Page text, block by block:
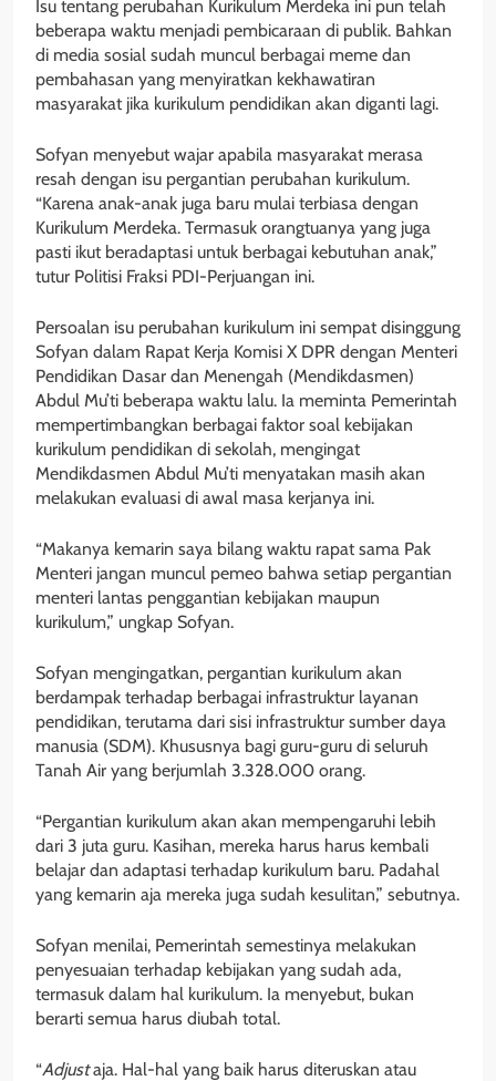
Isu tentang perubahan Kurikulum Merdeka ini pun telah
beberapa waktu menjadi pembicaraan di publik. Bahkan
di media sosial sudah muncul berbagai meme dan
pembahasan yang menyiratkan kekhawatiran
masyarakat jika kurikulum pendidikan akan diganti lagi.
Sofyan menyebut wajar apabila masyarakat merasa
resah dengan isu pergantian perubahan kurikulum.
“Karena anak-anak juga baru mulai terbiasa dengan
Kurikulum Merdeka. Termasuk orangtuanya yang juga
pasti ikut beradaptasi untuk berbagai kebutuhan anak,”
tutur Politisi Fraksi PDI-Perjuangan ini.
Persoalan isu perubahan kurikulum ini sempat disinggung
Sofyan dalam Rapat Kerja Komisi X DPR dengan Menteri
Pendidikan Dasar dan Menengah (Mendikdasmen)
Abdul Mu’ti beberapa waktu lalu. Ia meminta Pemerintah
mempertimbangkan berbagai faktor soal kebijakan
kurikulum pendidikan di sekolah, mengingat
Mendikdasmen Abdul Mu’ti menyatakan masih akan
melakukan evaluasi di awal masa kerjanya ini.
“Makanya kemarin saya bilang waktu rapat sama Pak
Menteri jangan muncul pemeo bahwa setiap pergantian
menteri lantas penggantian kebijakan maupun
kurikulum,” ungkap Sofyan.
Sofyan mengingatkan, pergantian kurikulum akan
berdampak terhadap berbagai infrastruktur layanan
pendidikan, terutama dari sisi infrastruktur sumber daya
manusia (SDM). Khususnya bagi guru-guru di seluruh
Tanah Air yang berjumlah 3.328.000 orang.
“Pergantian kurikulum akan akan mempengaruhi lebih
dari 3 juta guru. Kasihan, mereka harus harus kembali
belajar dan adaptasi terhadap kurikulum baru. Padahal
yang kemarin aja mereka juga sudah kesulitan,” sebutnya.
Sofyan menilai, Pemerintah semestinya melakukan
penyesuaian terhadap kebijakan yang sudah ada,
termasuk dalam hal kurikulum. Ia menyebut, bukan
berarti semua harus diubah total.
“Adjustaja. Hal-hal yang baik harus diteruskan atau